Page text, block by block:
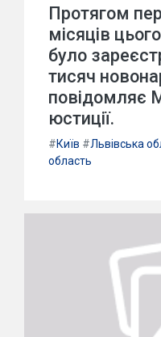
Протягом
місяців
було
тисяч
повідомляє
юстиції.
#Київ #Львівська
область